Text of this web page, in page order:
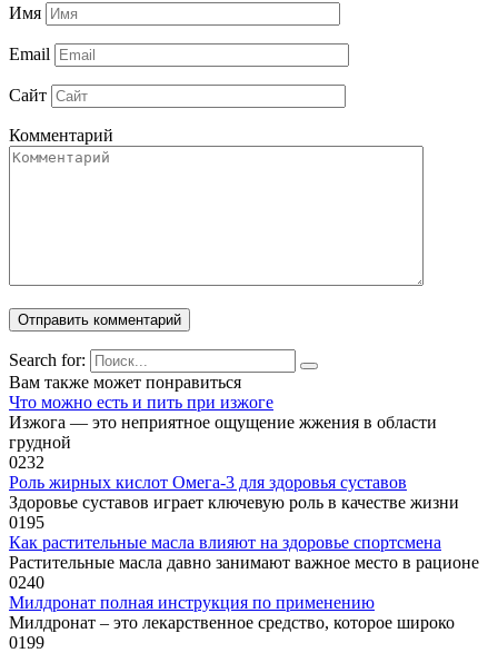
Имя
Email
Сайт
Комментарий
Search for:
Вам также может понравиться
Что можно есть и пить при изжоге
Изжога — это неприятное ощущение жжения в области
грудной
0232
Роль жирных кислот Омега-3 для здоровья суставов
Здоровье суставов играет ключевую роль в качестве жизни
0195
Как растительные масла влияют на здоровье спортсмена
Растительные масла давно занимают важное место в рационе
0240
Милдронат полная инструкция по применению
Милдронат – это лекарственное средство, которое широко
0199